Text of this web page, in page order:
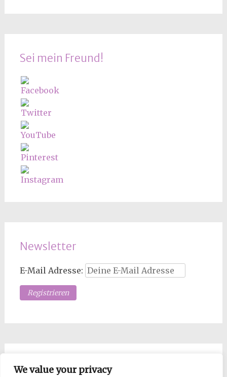
We value your privacy
Sei mein Freund!
Newsletter
E-Mail Adresse:
Los Mopsdame, such!